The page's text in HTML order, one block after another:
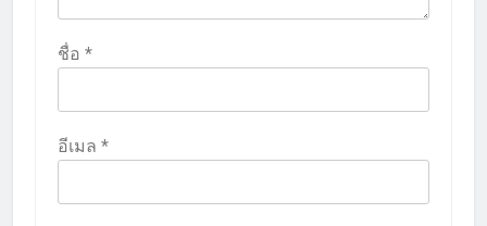
ชื่อ *
อีเมล *